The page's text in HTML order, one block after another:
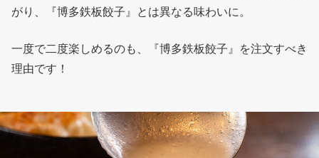
がり、『博多鉄板餃子』とは異なる味わいに。
一度で二度楽しめるのも、『博多鉄板餃子』を注文すべき
理由です！